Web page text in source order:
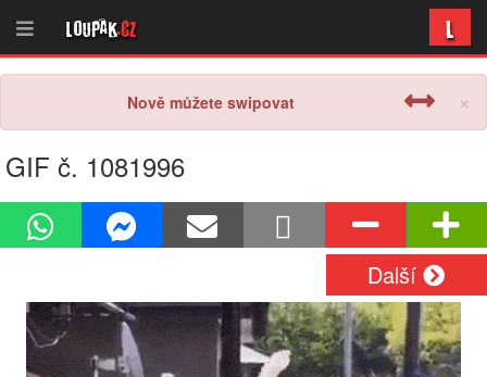
Loupak.cz L
×
Nově můžete swipovat
GIF č. 1081996
Další